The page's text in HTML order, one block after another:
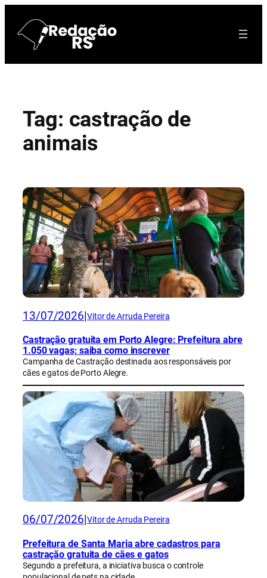
para
Tag: castração de
animais
13/07/2026 Vitor de Arruda Pereira
Castração gratuita em Porto Alegre: Prefeitura abre
1.050 vagas; saiba como inscrever
Campanha de Castração destinada aos responsáveis por
cães e gatos de Porto Alegre.
06/07/2026 Vitor de Arruda Pereira
Prefeitura de Santa Maria abre cadastros para
castração gratuita de cães e gatos
Segundo a prefeitura, a iniciativa busca o controle